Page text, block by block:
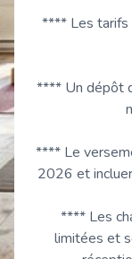
**** Les tarifs
**** Un dépôt
**** Le
2026 et
**** Les
limitées et